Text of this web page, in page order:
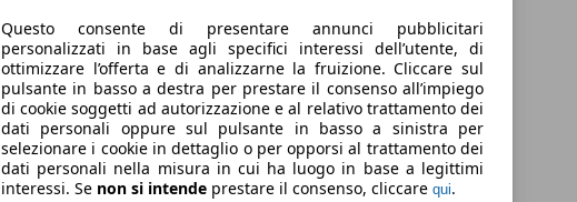
Questo consente di presentare annunci pubblicitari
personalizzati in base agli specifici interessi dell’utente, di
ottimizzare l’offerta e di analizzarne la fruizione. Cliccare sul
pulsante in basso a destra per prestare il consenso all’impiego
di cookie soggetti ad autorizzazione e al relativo trattamento dei
dati personali oppure sul pulsante in basso a sinistra per
selezionare i cookie in dettaglio o per opporsi al trattamento dei
dati personali nella misura in cui ha luogo in base a legittimi
interessi. Se non si intende prestare il consenso, cliccare qui.